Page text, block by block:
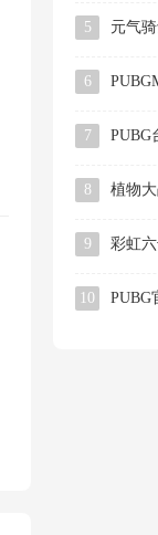
5 元气
6
7 PUBG
8 植物
9 彩虹
10 PUBG